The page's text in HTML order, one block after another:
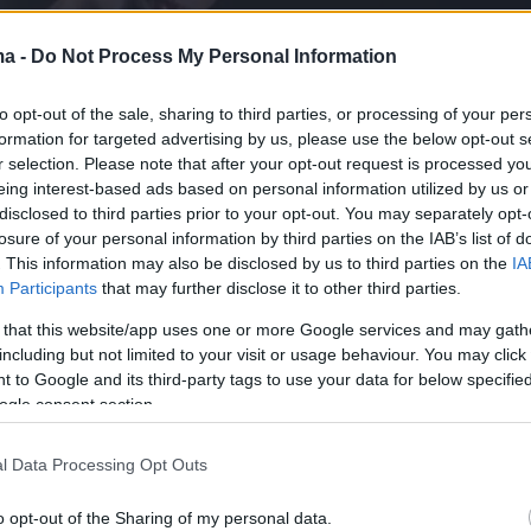
- Do Not Process My Personal Information
opt-out of the sale, sharing to third parties, or processing of your
for targeted advertising by us, please use the below opt-out
selection. Please note that after your opt-out request is processed
interest-based ads based on personal information utilized by us
to third parties prior to your opt-out. You may separately
of your personal information by third parties on the IAB’s list of
This information may also be disclosed by us to third parties on the
Participants that may further disclose it to other third parties.
that this website/app uses one or more Google services and may
but not limited to your visit or usage behaviour. You may
to Google and its third-party tags to use your data for below
consent section.
Data Processing Opt Outs
opt-out of the Sharing of my personal data.
θα επαναπροσδιορίσει την έννοια
από τη μεγάλη οθόνη δημιουργώντας
διάλογο μεταξύ μόδας και αφήγησης και
μεγάλους πρωταγωνιστές αυτό το «κάτι»
να απογειώσουν την εικόνα του χαρακτήρα